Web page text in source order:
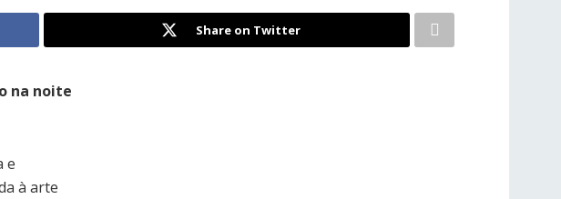
Share on Twitter
na noite
e
à arte